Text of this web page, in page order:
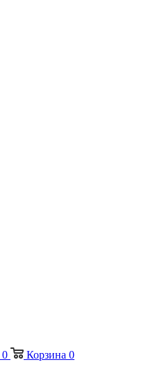
0 Корзина 0